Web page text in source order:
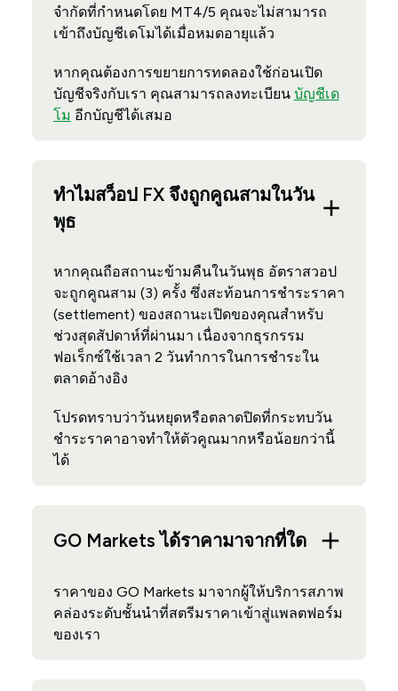
จำกัดที่กำหนดโดย MT4/5 คุณจะไม่สามารถ
เข้าถึงบัญชีเดโมได้เมื่อหมดอายุแล้ว
หากคุณต้องการขยายการทดลองใช้ก่อนเปิด
บัญชีจริงกับเรา คุณสามารถลงทะเบียน บัญชีเด
โม อีกบัญชีได้เสมอ
ทำไมสว็อป FX จึงถูกคูณสามในวัน
พุธ
หากคุณถือสถานะข้ามคืนในวันพุธ อัตราสวอป
จะถูกคูณสาม (3) ครั้ง ซึ่งสะท้อนการชำระราคา
(settlement) ของสถานะเปิดของคุณสำหรับ
ช่วงสุดสัปดาห์ที่ผ่านมา เนื่องจากธุรกรรม
ฟอเร็กซ์ใช้เวลา 2 วันทำการในการชำระใน
ตลาดอ้างอิง
โปรดทราบว่าวันหยุดหรือตลาดปิดที่กระทบวัน
ชำระราคาอาจทำให้ตัวคูณมากหรือน้อยกว่านี้
ได้
GO Markets ได้ราคามาจากที่ใด
ราคาของ GO Markets มาจากผู้ให้บริการสภาพ
คล่องระดับชั้นนำที่สตรีมราคาเข้าสู่แพลตฟอร์ม
ของเรา